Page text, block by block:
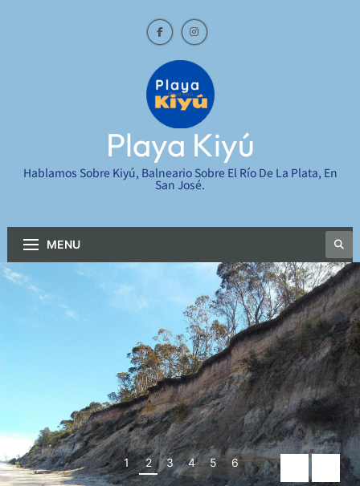
Playa Kiyú
Hablamos Sobre Kiyú, Balneario Sobre El Río De La Plata, En
San José.
MENU
1 2 3 4 5 6